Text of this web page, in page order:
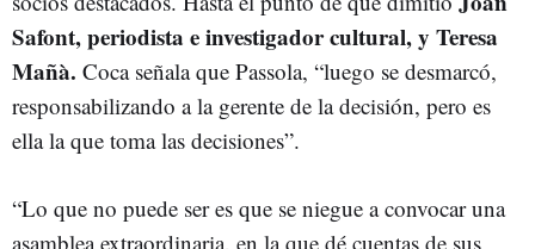
Safont, periodista e investigador cultural, y Teresa
Mañà. Coca señala que Passola, “luego se desmarcó,
responsabilizando a la gerente de la decisión, pero es
ella la que toma las decisiones”.
“Lo que no puede ser es que se niegue a convocar una
asamblea extraordinaria, en la que dé cuentas de sus